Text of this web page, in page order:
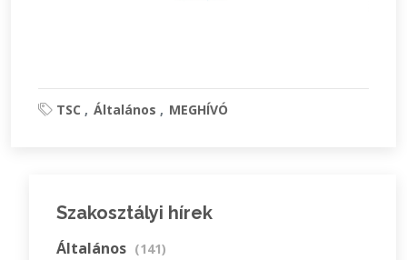
TSC Általános MEGHÍVÓ
Szakosztályi hírek
Általános (141)